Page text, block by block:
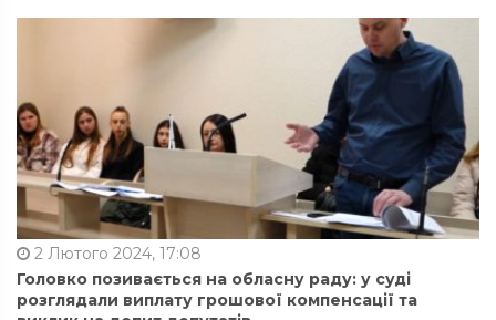
2 Лютого 2024, 17:08
Головко позивається на обласну раду: у суді
розглядали виплату грошової компенсації та